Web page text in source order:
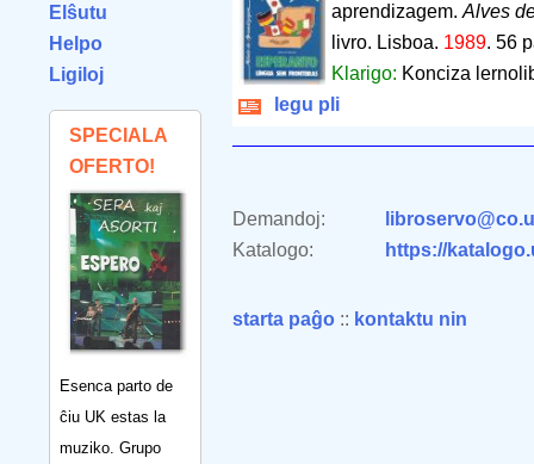
Elŝutu
Helpo
Ligiloj
SPECIALA
OFERTO!
Esenca parto de
ĉiu UK estas la
muziko. Grupo
aprendizagem. Alves
livro. Lisboa. 1989. 56
Klarigo: Konciza
legu pli
Demandoj:
Katalogo:
https://
starta paĝo :: kontaktu nin